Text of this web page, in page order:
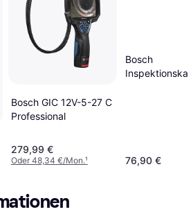
Bosch GIC 12V-5-27 C
Professional
279,99 €
Oder 48,34 €/Mon.¹
Bosch
76,90 €